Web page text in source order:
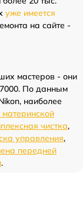
уже имеется
на сайте -
мастеров - они
По данным
наиболее
материнской
чистка,
управления,
передней
.